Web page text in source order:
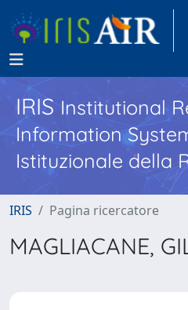
IRISInstitutional
Information
Istituzionale della
IRIS Pagina ricercatore
MAGLIACANE,